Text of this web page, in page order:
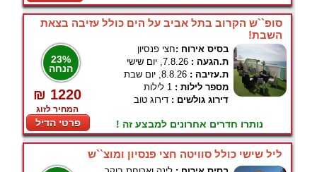
סופ``ש הקרוב בתל אביב על הים כולל עזיבה בצאת
השבת!
23%
הנחה
₪ 1220
המחיר לזוג
פרטי הדיל
בסיס אירוח :חצי פנסיון
ת.הגעה : 7.8.26, יום שישי
ת.עזיבה : 8.8.26, יום שבת
מספר לילות : 1 לילות
דירוג גולשים : דירוג טוב
נותרו חדרים אחרונים למבצע זה !
ליל שישי כולל סוויטה חצי פנסיון ומוצ``ש